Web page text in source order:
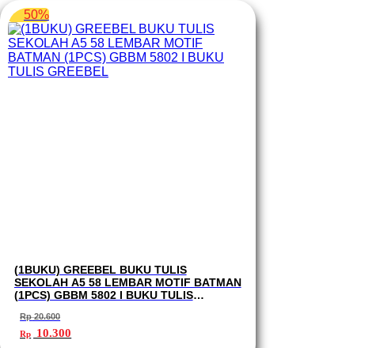
50%
(1BUKU) GREEBEL BUKU TULIS
SEKOLAH A5 58 LEMBAR MOTIF BATMAN
(1PCS) GBBM 5802 I BUKU TULIS
Rp20.600
Harga
aslinya
Rp 10.300saat